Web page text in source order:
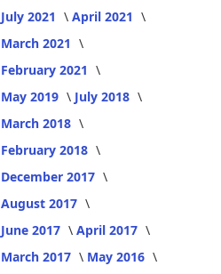
July 2021
April 2021
March 2021
February 2021
May 2019
July 2018
March 2018
February 2018
December 2017
August 2017
June 2017
April 2017
March 2017
May 2016